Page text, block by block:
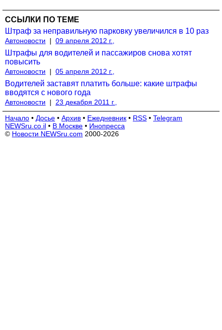
ССЫЛКИ ПО ТЕМЕ
Штраф за неправильную парковку увеличился в 10 раз
Автоновости | 09 апреля 2012 г.,
Штрафы для водителей и пассажиров снова хотят
повысить
Автоновости | 05 апреля 2012 г.,
Водителей заставят платить больше: какие штрафы
вводятся с нового года
Автоновости |
23 декабря 2011 г.,
Начало • Досье • Архив • Ежедневник • RSS • Telegram
NEWSru.co.il • В Москве • Инопресса
© Новости NEWSru.com 2000-2026